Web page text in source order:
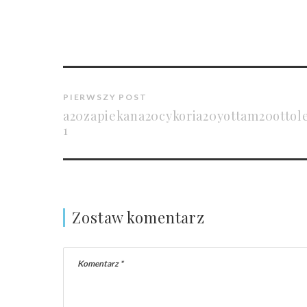
PIERWSZY POST
1
Zostaw komentarz